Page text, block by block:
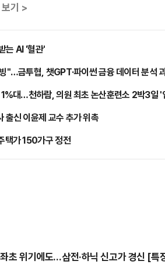
기 >
는 AI '혈관'
"…금투협, 챗GPT·파이썬 금융 데이터 분석
대…천하람, 의원 최초 논산훈련소 2박3일 '
출신 이윤제 교수 추가 위촉
택가 150가구 정전
초 위기에도…삼전·하닉 신고가 경신 [특